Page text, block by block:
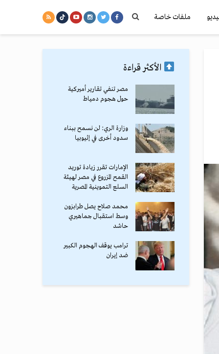
ملفات خاصة
الأكثر قراءة
مصر تنفي تقارير أميركية
حول هجوم دمياط
وزارة الري: لن نسمح ببناء
سدود أخرى في إثيوبيا
الإمارات تقرر زيادة توريد
القمح المزروع في مصر لهيئة
السلع التموينية المصرية
محمد صلاح يصل طرابزون
وسط استقبال جماهيري
حاشد
ترامب يوقف الهجوم الكبير
ضد إيران